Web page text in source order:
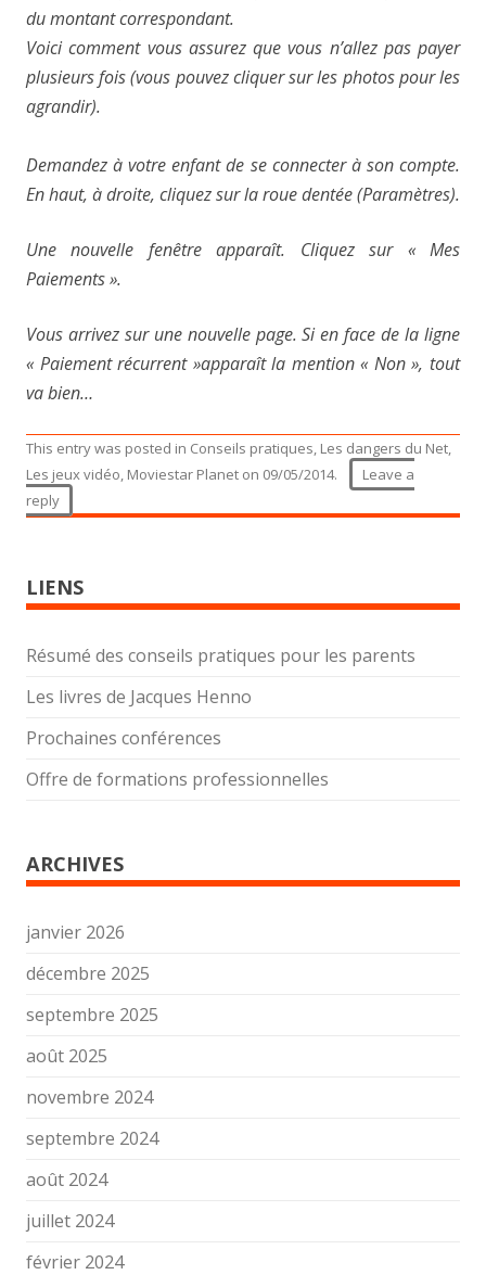
du montant correspondant.
Voici comment vous assurez que vous n’allez pas payer
plusieurs fois (vous pouvez cliquer sur les photos pour les
agrandir).
Demandez à votre enfant de se connecter à son compte.
En haut, à droite, cliquez sur la roue dentée (Paramètres).
Une nouvelle fenêtre apparaît. Cliquez sur « Mes
Paiements ».
Vous arrivez sur une nouvelle page. Si en face de la ligne
« Paiement récurrent »apparaît la mention « Non », tout
va bien…
This entry was posted in Conseils pratiques, Les dangers du Net,
Les jeux vidéo, Moviestar Planet on 09/05/2014.
Leave a
reply
LIENS
Résumé des conseils pratiques pour les parents
Les livres de Jacques Henno
Prochaines conférences
Offre de formations professionnelles
ARCHIVES
janvier 2026
décembre 2025
septembre 2025
août 2025
novembre 2024
septembre 2024
août 2024
juillet 2024
février 2024